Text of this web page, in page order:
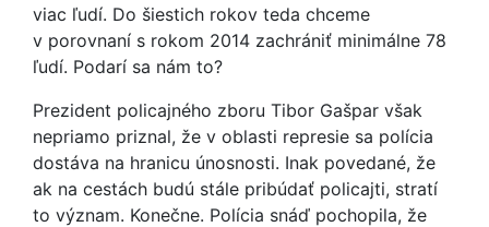
viac ľudí. Do šiestich rokov teda chceme
v porovnaní s rokom 2014 zachrániť minimálne 78
ľudí. Podarí sa nám to?
Prezident policajného zboru Tibor Gašpar však
nepriamo priznal, že v oblasti represie sa polícia
dostáva na hranicu únosnosti. Inak povedané, že
ak na cestách budú stále pribúdať policajti, stratí
to význam. Konečne. Polícia snáď pochopila, že